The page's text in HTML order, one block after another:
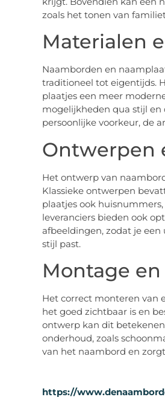
zoals het tonen van
Materialen
Naamborden en
traditioneel tot eigentijds.
plaatjes een meer
mogelijkheden qua stijl
persoonlijke voorkeur, de
Ontwerpen
Het ontwerp van
Klassieke ontwerpen
plaatjes ook
leveranciers bieden ook
afbeeldingen, zodat je
stijl past.
Montage
Het correct monteren van
het goed zichtbaar is en
ontwerp kan dit
onderhoud, zoals
van het naambord en
https://